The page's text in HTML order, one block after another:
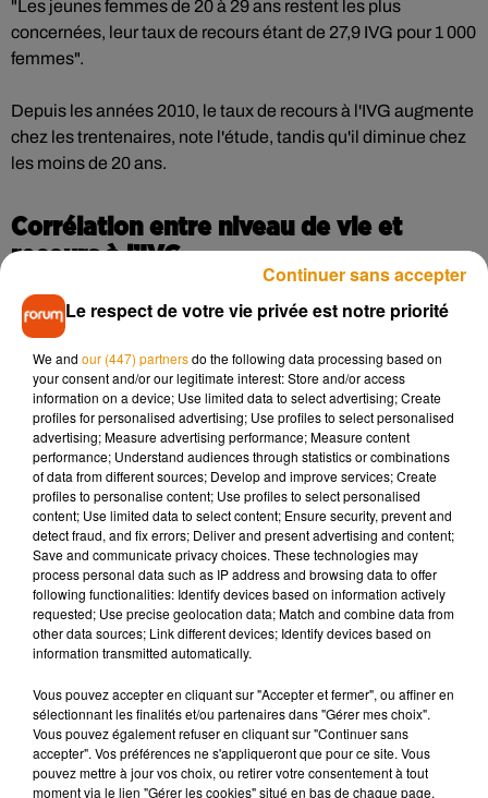
"Les jeunes femmes de 20 à 29 ans restent les plus
concernées, leur taux de recours étant de 27,9 IVG pour 1 000
femmes".
Depuis les années 2010, le taux de recours à l'IVG augmente
chez les trentenaires, note l'étude, tandis qu'il diminue chez
les moins de 20 ans.
Corrélation entre niveau de vie et
recours à l’IVG
Les disparités territoriales restent fortes, variant "du simple
au triple selon les régions". Les recours sont plus élevés en
Ile-de-France, dans le Sud-Est, et dans certains
départements et régions d'outre-mer (Drom) où le taux
monte jusqu'à 39, comme en Guadeloupe et en Guyane.
Pour la première fois, la Drees a croisé les données sur les
IVG avec les données fiscales, mettant en évidence une
corrélation entre niveau de vie et recours à l'avortement, "les
femmes les plus précaires y recourant sensiblement plus
que les plus aisées". Depuis l'autorisation des IVG par voie
médicamenteuse, en 2001, le nombre d'avortements
chirurgicaux est en baisse constante. En 2019, 70% des IVG
sont réalisées de façon médicamenteuse contre 30% en
2001.
Près d'une IVG sur cinq est réalisée entre la 10e et la 12e
semaine de grossesse, délai légal maximal.
Le respect de votre vie privée est notre priorité
We and our (447) partnersdo the following data processing based on
your consent and/or our legitimate interest: Store and/or access
information on a device; Use limited data to select advertising; Create
profiles for personalised advertising; Use profiles to select personalised
advertising; Measure advertising performance; Measure content
performance; Understand audiences through statistics or combinations
of data from different sources; Develop and improve services; Create
profiles to personalise content; Use profiles to select personalised
content; Use limited data to select content; Ensure security, prevent and
detect fraud, and fix errors; Deliver and present advertising and content;
Save and communicate privacy choices. These technologies may
process personal data such as IP address and browsing data to offer
following functionalities: Identify devices based on information actively
requested; Use precise geolocation data; Match and combine data from
other data sources; Link different devices; Identify devices based on
information transmitted automatically.
Vous pouvez accepter en cliquant sur "Accepter et fermer", ou affiner en
sélectionnant les finalités et/ou partenaires dans "Gérer mes choix".
Vous pouvez également refuser en cliquant sur "Continuer sans
accepter". Vos préférences ne s'appliqueront que pour ce site. Vous
pouvez mettre à jour vos choix, ou retirer votre consentement à tout
moment via le lien "Gérer les cookies" situé en bas de chaque page.
Continuer sans accepter